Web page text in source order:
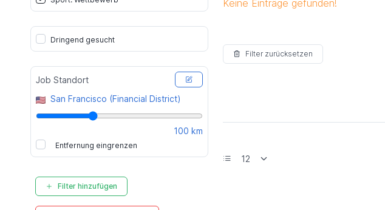
Dringend gesucht
Job Standort
San Francisco (Financial District)
100 km
Entfernung eingrenzen
Filter hinzufügen
Keine Einträge gefunden!
Filter zurücksetzen